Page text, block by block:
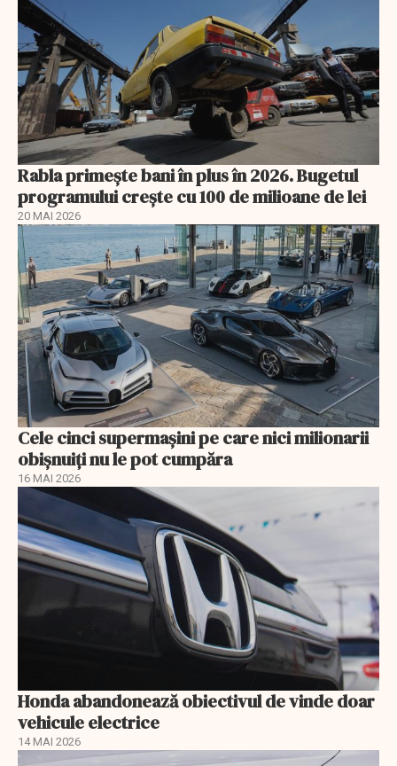
Rabla primește bani în plus în 2026. Bugetul
programului crește cu 100 de milioane de lei
20 MAI 2026
Cele cinci supermașini pe care nici milionarii
obișnuiți nu le pot cumpăra
16 MAI 2026
Honda abandonează obiectivul de vinde doar
vehicule electrice
14 MAI 2026